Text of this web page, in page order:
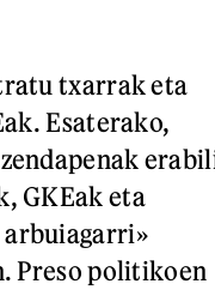
txarrak eta
Esaterako,
GKEak eta
arbuiagarri»
Preso politikoen